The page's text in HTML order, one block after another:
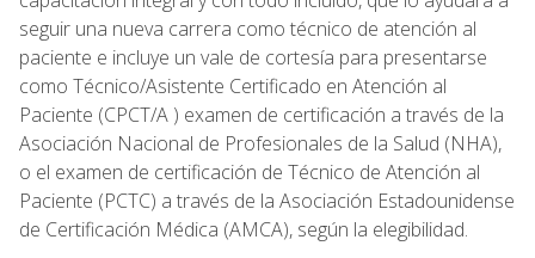
seguir una nueva carrera como técnico de atención al
paciente e incluye un vale de cortesía para presentarse
como Técnico/Asistente Certificado en Atención al
Paciente (CPCT/A ) examen de certificación a través de la
Asociación Nacional de Profesionales de la Salud (NHA),
o el examen de certificación de Técnico de Atención al
Paciente (PCTC) a través de la Asociación Estadounidense
de Certificación Médica (AMCA), según la elegibilidad.